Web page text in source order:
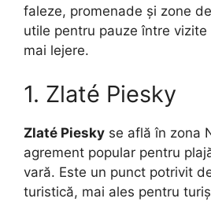
faleze, promenade și zone
utile pentru pauze între
mai lejere.
1. Zlaté Piesky
Zlaté Piesky se află în zona
agrement popular pentru
vară. Este un punct potrivit
turistică, mai ales pentru